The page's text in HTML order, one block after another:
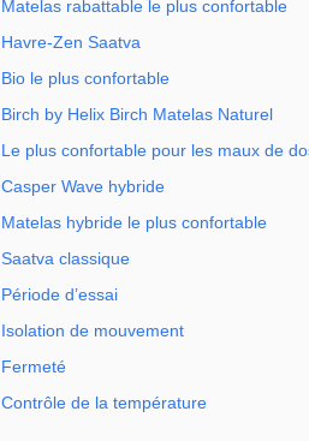
Matelas rabattable le plus confortable
Havre-Zen Saatva
Bio le plus confortable
Birch by Helix Birch Matelas Naturel
Le plus confortable pour les maux de
Casper Wave hybride
Matelas hybride le plus confortable
Saatva classique
Période d’essai
Isolation de mouvement
Fermeté
Contrôle de la température